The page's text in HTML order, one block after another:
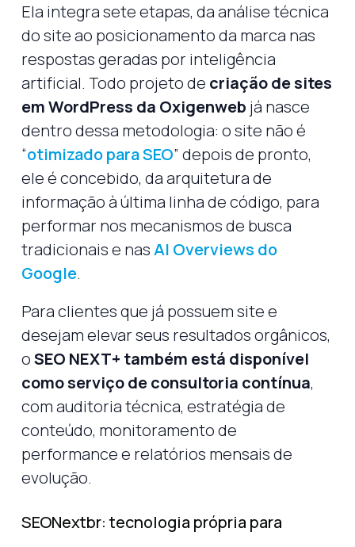
Ela integra sete etapas, da análise técnica
do site ao posicionamento da marca nas
respostas geradas por inteligência
artificial. Todo projeto de criação de sites
em WordPress da Oxigenweb já nasce
dentro dessa metodologia: o site não é
“otimizado para SEO” depois de pronto,
ele é concebido, da arquitetura de
informação à última linha de código, para
performar nos mecanismos de busca
tradicionais e nasAI Overviews do
Google.
Para clientes que já possuem site e
desejam elevar seus resultados orgânicos,
oSEO NEXT+ também está disponível
como serviço de consultoria contínua,
com auditoria técnica, estratégia de
conteúdo, monitoramento de
performance e relatórios mensais de
evolução.
SEONextbr: tecnologia própria para